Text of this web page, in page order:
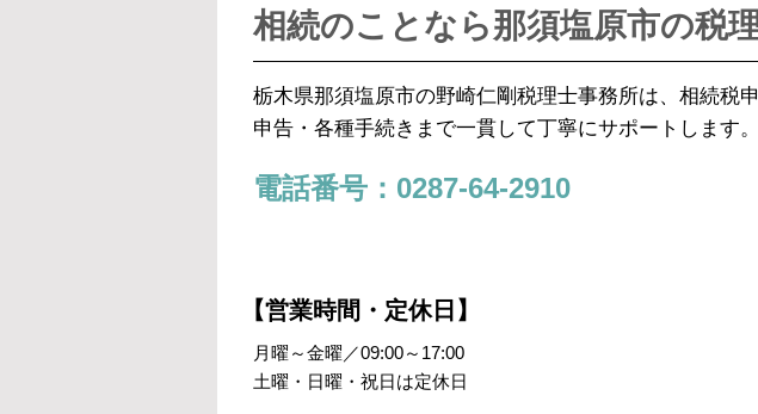
相続のことなら那須塩原市の税
栃木県那須塩原市の野崎仁剛税理士事務所は、相続税
申告・各種手続きまで一貫して丁寧にサポートします。
電話番号：0287-64-2910
【営業時間・定休日】
月曜～金曜／09:00～17:00
土曜・日曜・祝日は定休日